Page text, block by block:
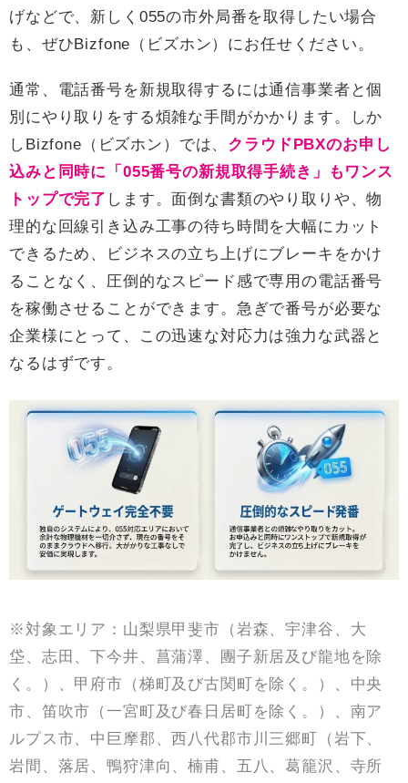
げなどで、新しく055の市外局番を取得したい場合
も、ぜひBizfone（ビズホン）にお任せください。
通常、電話番号を新規取得するには通信事業者と個
別にやり取りをする煩雑な手間がかかります。しか
しBizfone（ビズホン）では、 クラウドPBXのお申し
込みと同時に「055番号の新規取得手続き」もワンス
トップで完了 します。面倒な書類のやり取りや、物
理的な回線引き込み工事の待ち時間を大幅にカット
できるため、ビジネスの立ち上げにブレーキをかけ
ることなく、圧倒的なスピード感で専用の電話番号
を稼働させることができます。急ぎで番号が必要な
企業様にとって、この迅速な対応力は強力な武器と
なるはずです。
※対象エリア：山梨県甲斐市（岩森、宇津谷、大
垈、志田、下今井、菖蒲澤、團子新居及び龍地を除
く。）、甲府市（梯町及び古関町を除く。）、中央
市、笛吹市（一宮町及び春日居町を除く。）、南ア
ルプス市、中巨摩郡、西八代郡市川三郷町（岩下、
岩間、落居、鴨狩津向、楠甫、五八、葛籠沢、寺所